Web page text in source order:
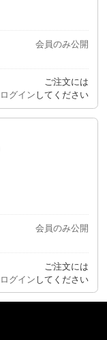
会員のみ公開
ご注文には
ログイン してください
会員のみ公開
ご注文には
ログイン してください